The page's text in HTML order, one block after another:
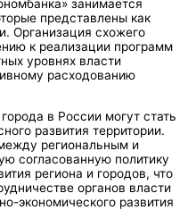
занимается
представлены как
Организация схожего
к реализации программ
уровнях власти
расходованию
в России могут стать
развития территории.
региональным и
согласованную политику
региона и городов, что
органов власти
экономического развития